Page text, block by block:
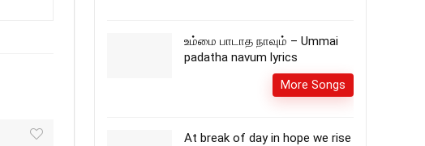
உம்மை பாடாத நாவும் – Ummai
padatha navum lyrics
More Songs
At break of day in hope we rise